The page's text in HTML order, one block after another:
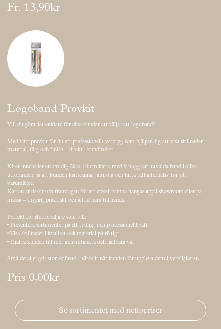
Fr. 13,90kr
Logoband Provkit
Vill du göra det enklare för dina kunder att välja rätt logoband?
Med vårt provkit får du ett professionellt verktyg som hjälper dig att visa skillnader i
material, färg och finish – direkt i kundmötet.
Kitet innehåller en smidig 20 × 10 cm karta med 9 noggrant utvalda band i olika
utföranden, så att kunden kan känna, jämföra och hitta rätt alternativ för sitt
varumärke.
Kartan är dessutom framtagen för att enkelt kunna hängas upp i showroom eller på
mässa – snyggt, praktiskt och alltid nära till hands.
Perfekt för återförsäljare som vill:
• Presentera sortimentet på ett tydligt och professionellt sätt
• Visa skillnader i kvalitet och material på riktigt
• Hjälpa kunden till mer genomtänkta och hållbara val
Små detaljer gör stor skillnad – särskilt när kunden får uppleva dem i verkligheten.
Pris 0,00kr
Se sortimentet med nettopriser